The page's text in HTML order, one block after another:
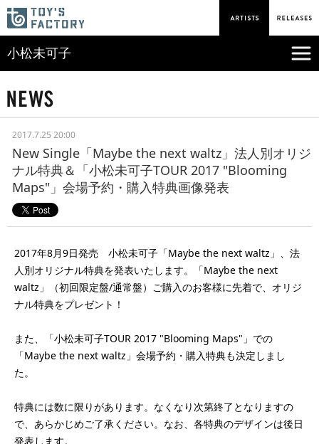
小松未可子
2017.7.25 20:00
New Single「Maybe the next waltz」法人別オリジ
ナル特典＆「小松未可子TOUR 2017 "Blooming
Maps"」会場予約・購入特典画像発表
2017年8月9日発売 小松未可子「Maybe the next waltz」、法
人別オリジナル特典を発表いたします。「Maybe the next
waltz」（初回限定盤/通常盤）ご購入のお客様に先着で、オリジ
ナル特典をプレゼント！
また、「小松未可子TOUR 2017 "Blooming Maps"」での
「Maybe the next waltz」会場予約・購入特典も決定しまし
た。
特典には数に限りがあります。なくなり次第終了となりますの
で、あらかじめご了承ください。なお、各特典のデザインは後日
発表します。